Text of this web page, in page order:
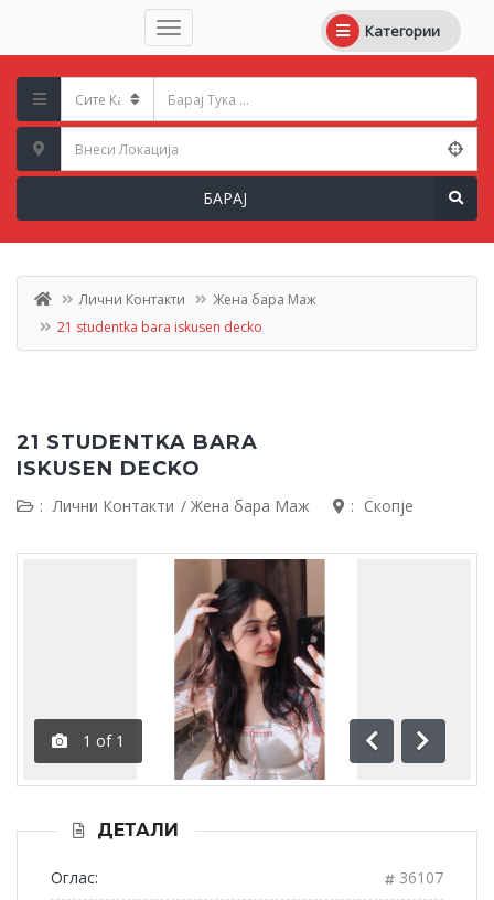
Категории
БАРАЈ
Лични Контакти
Жена бара Маж
21 studentka bara iskusen decko
21 STUDENTKA BARA
ISKUSEN DECKO
: Лични Контакти / Жена бара Маж : Скопје
1 of 1
Пред.След.
ДЕТАЛИ
Оглас: 36107